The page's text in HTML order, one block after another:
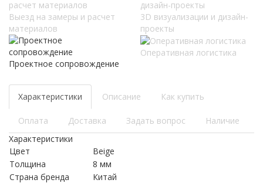
Выезд на замеры и расчет
материалов
3D визуализации и дизайн-
проекты
Проектное сопровождение
Оперативная логистика
Характеристики Описание Как купить
Оплата Доставка Задать вопрос
Наличие
Характеристики
Цвет
Beige
Толщина
8 мм
Страна бренда
Китай